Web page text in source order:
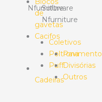
de
gavetas
Cacifos
Cadeiras
Nfurniture
Coletivos
Poltrona
Puff
Software
Nfurniture
Pavimento
Divisórias
Outros